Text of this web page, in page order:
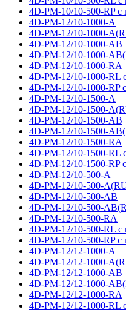
4D-PM-10/10-500-RP с
4D-PM-12/10-1000-A
4D-PM-12/10-1000-
4D-PM-12/10-1000-AB
4D-PM-12/10-1000-
4D-PM-12/10-1000-RA
4D-PM-12/10-1000-RL
4D-PM-12/10-1000-RP
4D-PM-12/10-1500-A
4D-PM-12/10-1500-
4D-PM-12/10-1500-AB
4D-PM-12/10-1500-
4D-PM-12/10-1500-RA
4D-PM-12/10-1500-RL
4D-PM-12/10-1500-RP
4D-PM-12/10-500-A
4D-PM-12/10-500-
4D-PM-12/10-500-AB
4D-PM-12/10-500-
4D-PM-12/10-500-RA
4D-PM-12/10-500-RL с
4D-PM-12/10-500-RP с
4D-PM-12/12-1000-A
4D-PM-12/12-1000-
4D-PM-12/12-1000-AB
4D-PM-12/12-1000-
4D-PM-12/12-1000-RA
4D-PM-12/12-1000-RL